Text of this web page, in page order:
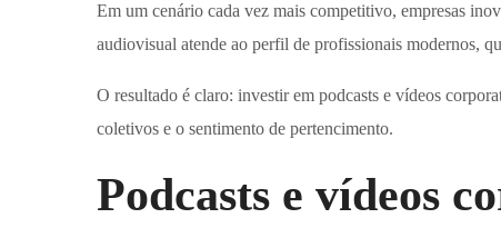
Em um cenário cada vez mais competitivo, empresas
audiovisual atende ao perfil de profissionais modernos,
O resultado é claro: investir em podcasts e vídeos
coletivos e o sentimento de pertencimento.
Podcasts e vídeos